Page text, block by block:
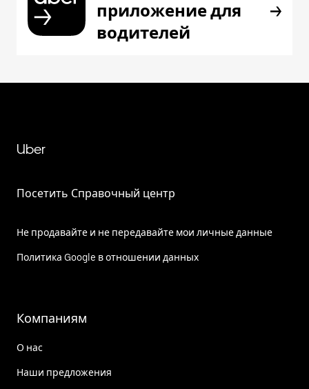
приложение для
водителей
Uber
Посетить Справочный центр
Не продавайте и не передавайте мои личные данные
Политика Google в отношении данных
Компаниям
О нас
Наши предложения